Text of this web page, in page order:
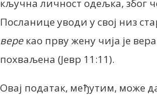
кључна личност одељка, због
Посланице уводи у свој низ
вере као прву жену чија је
похваљена (Јевр 11:11).
Овај податак, међутим, може